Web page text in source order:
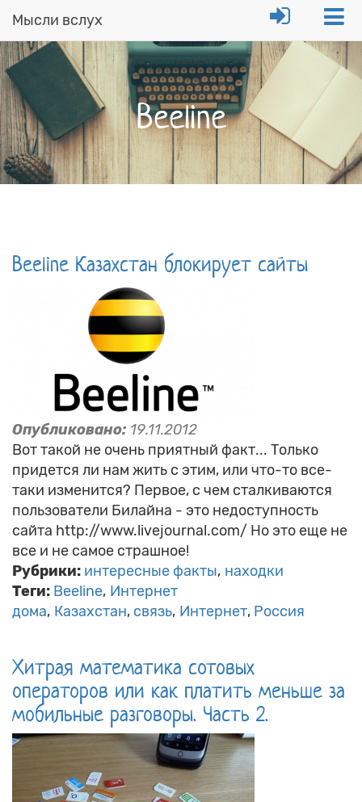
Перейти
к
основному
содержанию
Мысли вслух
Beeline
Beeline Казахстан блокирует сайты
Опубликовано: 19.11.2012
Вот такой не очень приятный факт... Только
придется ли нам жить с этим, или что-то все-
таки изменится? Первое, с чем сталкиваются
пользователи Билайна - это недоступность
сайта http://www.livejournal.com/ Но это еще не
все и не самое страшное!
Рубрики: интересные факты находки
Теги: Beeline Интернет
дома Казахстан связь Интернет Россия
Хитрая математика сотовых
операторов или как платить меньше за
мобильные разговоры. Часть 2.